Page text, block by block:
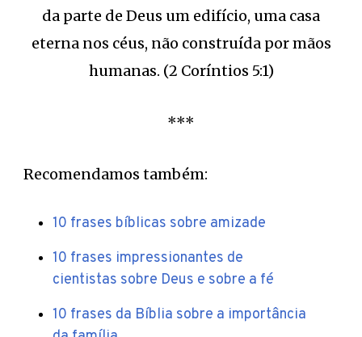
da parte de Deus um edifício, uma casa
eterna nos céus, não construída por mãos
humanas. (2 Coríntios 5:1)
***
Recomendamos também:
10 frases bíblicas sobre amizade
10 frases impressionantes de
cientistas sobre Deus e sobre a fé
10 frases da Bíblia sobre a importância